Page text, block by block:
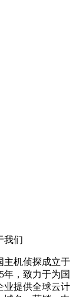
我们
主机侦探成立于
年，致力于为国
业提供全球云计